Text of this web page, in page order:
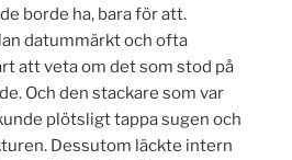
borde ha, bara för att.
datummärkt och ofta
att veta om det som stod på
Och den stackare som var
plötsligt tappa sugen och
Dessutom läckte intern